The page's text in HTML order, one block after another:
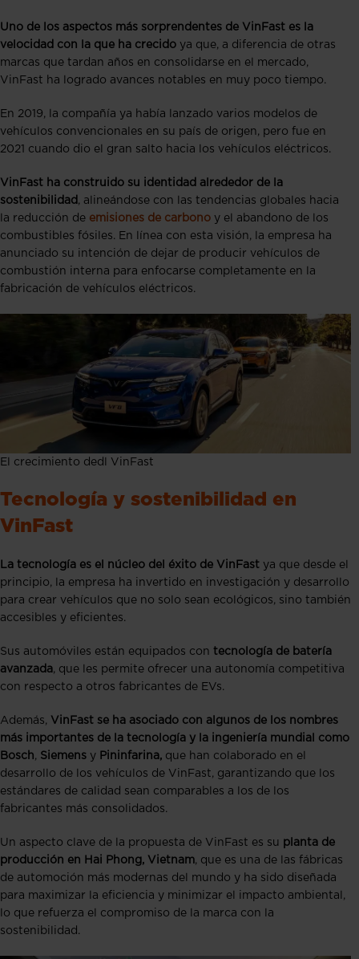
Uno de los aspectos más sorprendentes de VinFast es la
velocidad con la que ha crecido ya que, a diferencia de otras
marcas que tardan años en consolidarse en el mercado,
VinFast ha logrado avances notables en muy poco tiempo.
En 2019, la compañía ya había lanzado varios modelos de
vehículos convencionales en su país de origen, pero fue en
2021 cuando dio el gran salto hacia los vehículos eléctricos.
VinFast ha construido su identidad alrededor de la
sostenibilidad , alineándose con las tendencias globales hacia
la reducción de emisiones de carbono y el abandono de los
combustibles fósiles. En línea con esta visión, la empresa ha
anunciado su intención de dejar de producir vehículos de
combustión interna para enfocarse completamente en la
fabricación de vehículos eléctricos.
El crecimiento dedl VinFast
Tecnología y sostenibilidad en
VinFast
La tecnología es el núcleo del éxito de VinFast ya que desde el
principio, la empresa ha invertido en investigación y desarrollo
para crear vehículos que no solo sean ecológicos, sino también
accesibles y eficientes.
Sus automóviles están equipados con tecnología de batería
avanzada, que les permite ofrecer una autonomía competitiva
con respecto a otros fabricantes de EVs.
Además, VinFast se ha asociado con algunos de los nombres
más importantes de la tecnología y la ingeniería mundial como
Bosch, Siemens y Pininfarina, que han colaborado en el
desarrollo de los vehículos de VinFast, garantizando que los
estándares de calidad sean comparables a los de los
fabricantes más consolidados.
Un aspecto clave de la propuesta de VinFast es su planta de
producción en Hai Phong, Vietnam, que es una de las fábricas
de automoción más modernas del mundo y ha sido diseñada
para maximizar la eficiencia y minimizar el impacto ambiental,
lo que refuerza el compromiso de la marca con la
sostenibilidad.